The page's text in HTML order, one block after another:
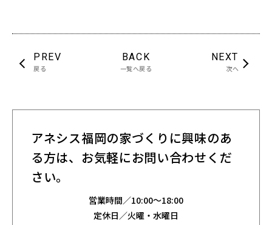
PREV
戻る
BACK
一覧へ戻る
NEXT
次へ
アネシス福岡の家づくりに興味のあ
る方は、 お気軽にお問い合わせくだ
さい。
営業時間／10:00～18:00
定休日／火曜・水曜日